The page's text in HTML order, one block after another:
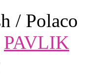
/ Polaco
PAVLIK